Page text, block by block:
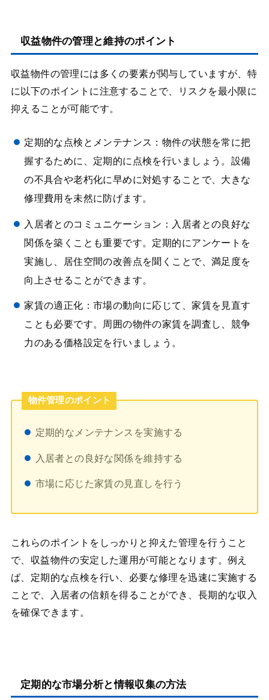
収益物件の管理と維持のポイント
収益物件の管理には多くの要素が関与していますが、特
に以下のポイントに注意することで、リスクを最小限に
抑えることが可能です。
定期的な点検とメンテナンス：物件の状態を常に把
握するために、定期的に点検を行いましょう。設備
の不具合や老朽化に早めに対処することで、大きな
修理費用を未然に防げます。
入居者とのコミュニケーション：入居者との良好な
関係を築くことも重要です。定期的にアンケートを
実施し、居住空間の改善点を聞くことで、満足度を
向上させることができます。
家賃の適正化：市場の動向に応じて、家賃を見直す
ことも必要です。周囲の物件の家賃を調査し、競争
力のある価格設定を行いましょう。
物件管理のポイント
定期的なメンテナンスを実施する
入居者との良好な関係を維持する
市場に応じた家賃の見直しを行う
これらのポイントをしっかりと抑えた管理を行うこと
で、収益物件の安定した運用が可能となります。例え
ば、定期的な点検を行い、必要な修理を迅速に実施する
ことで、入居者の信頼を得ることができ、長期的な収入
を確保できます。
定期的な市場分析と情報収集の方法